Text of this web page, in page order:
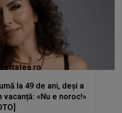
la 49 de ani, deși a
«Nu e noroc!»